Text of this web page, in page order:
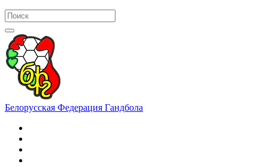
Белорусская Федерация Гандбола